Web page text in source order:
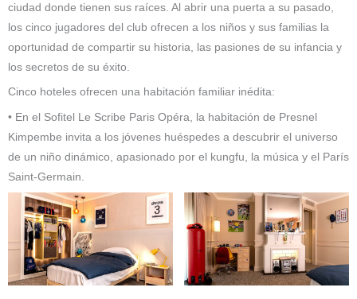
ciudad donde tienen sus raíces. Al abrir una puerta a su pasado,
los cinco jugadores del club ofrecen a los niños y sus familias la
oportunidad de compartir su historia, las pasiones de su infancia y
los secretos de su éxito.
Cinco hoteles ofrecen una habitación familiar inédita:
• En el Sofitel Le Scribe Paris Opéra, la habitación de Presnel
Kimpembe invita a los jóvenes huéspedes a descubrir el universo
de un niño dinámico, apasionado por el kungfu, la música y el París
Saint-Germain.